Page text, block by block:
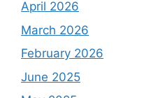
April 2026
March 2026
February 2026
June 2025